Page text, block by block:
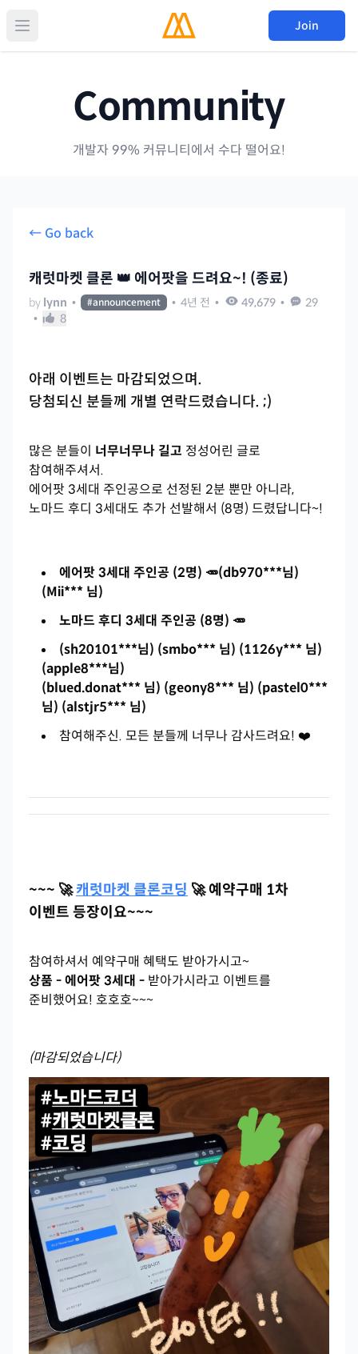
Join
Community
개발자 99% 커뮤니티에서 수다 떨어요!
← Go back
캐럿마켓 클론 👑 에어팟을 드려요~! (종료)
by lynn • #announcement • 4년 전 • 49,679 •
29
•
8
아래 이벤트는 마감되었으며.
당첨되신 분들께 개별 연락드렸습니다. ;)
많은 분들이 너무너무나 길고 정성어린 글로
참여해주셔서.
에어팟 3세대 주인공으로 선정된 2분 뿐만 아니라,
노마드 후디 3세대도 추가 선발해서 (8명) 드렸답니다~!
에어팟 3세대 주인공 (2명) 🥕(db970***님)
(Mii*** 님)
노마드 후디 3세대 주인공 (8명) 🥕
(sh20101***님) (smbo*** 님) (1126y*** 님)
(apple8***님)
(blued.donat*** 님) (geony8*** 님) (pastel0***
님) (alstjr5*** 님)
참여해주신. 모든 분들께 너무나 감사드려요! ❤️
~~~ 🚀캐럿마켓 클론코딩 🚀 예약구매 1차
이벤트 등장이요~~~
참여하셔서 예약구매 혜택도 받아가시고~
상품 - 에어팟 3세대 - 받아가시라고 이벤트를
준비했어요! 호호호~~~
(마감되었습니다)